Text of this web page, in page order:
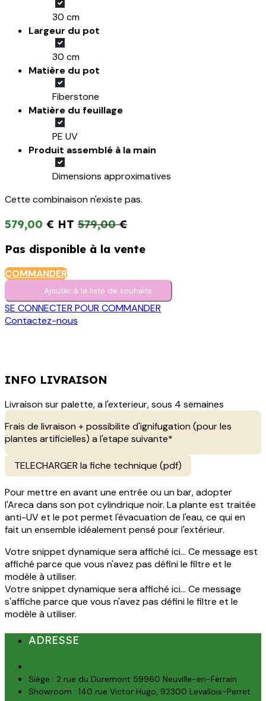
30 cm
Largeur du pot
30 cm
Matière du pot
Fiberstone
Matière du feuillage
PE UV
Produit assemblé à la main
Dimensions approximatives
Cette combinaison n'existe pas.
579,00 € 579,00€
Pas disponible à la vente
COMMANDER
Ajouter à la liste de s​o​uh​aits
SE CONNECTER POUR COMMANDER
Contactez-nous
INFO LIVRAISON
Livraison sur palette, a l'exterieur, sous 4 semaines
Frais de livraison + possibilite d'ignifugation (pour les
plantes artificielles) a l'etape suivante*
TELECHARGER la fiche technique (pdf)
Pour mettre en avant une entrée ou un bar, adopter
l'Areca dans son pot cylindrique noir. La plante est traitée
anti-UV et le pot permet l'évacuation de l'eau, ce qui en
fait un ensemble idéalement pensé pour l'extérieur.
Votre snippet dynamique sera affiché ici... Ce message est
affiché parce que vous n'avez pas défini le filtre et le
modèle à utiliser.
Votre snippet dynamique sera affiché ici... Ce message
s'affiche parce que vous n'avez pas défini le filtre et le
modèle à utiliser.
ADRESSE
Siège : 2 rue du Duremont 59960 Neuville-en-Ferrain
Showroom : 140 rue Victor Hugo, 92300 Levallois-Perret